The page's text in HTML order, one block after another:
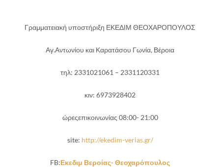
Γραμματειακή υποστήριξη ΕΚΕΔΙΜ ΘΕΟΧΑΡΟΠΟΥΛΟΣ
Αγ.Αντωνίου και Καρατάσου Γωνία, Βέροια
τηλ: 2331021061 – 2331120331
κιν: 6973928402
ώρεςεπικοινωνίας 08:00- 21:00
site: http://ekedim-verias.gr/
FB:Εκεδιμ Βεροίας- Θεοχαρόπουλος